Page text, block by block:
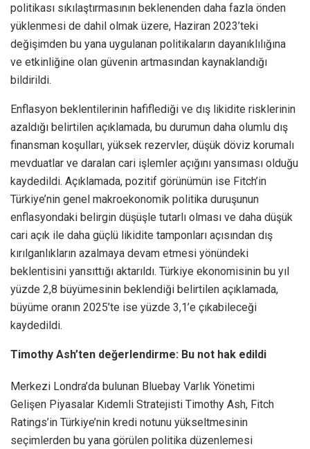
politikası sıkılaştırmasının beklenenden daha fazla önden
yüklenmesi de dahil olmak üzere, Haziran 2023’teki
değişimden bu yana uygulanan politikaların dayanıklılığına
ve etkinliğine olan güvenin artmasından kaynaklandığı
bildirildi.
Enflasyon beklentilerinin hafiflediği ve dış likidite risklerinin
azaldığı belirtilen açıklamada, bu durumun daha olumlu dış
finansman koşulları, yüksek rezervler, düşük döviz korumalı
mevduatlar ve daralan cari işlemler açığını yansıması olduğu
kaydedildi. Açıklamada, pozitif görünümün ise Fitch’in
Türkiye’nin genel makroekonomik politika duruşunun
enflasyondaki belirgin düşüşle tutarlı olması ve daha düşük
cari açık ile daha güçlü likidite tamponları açısından dış
kırılganlıkların azalmaya devam etmesi yönündeki
beklentisini yansıttığı aktarıldı. Türkiye ekonomisinin bu yıl
yüzde 2,8 büyümesinin beklendiği belirtilen açıklamada,
büyüme oranın 2025’te ise yüzde 3,1’e çıkabileceği
kaydedildi.
Timothy Ash’ten değerlendirme: Bu not hak edildi
Merkezi Londra’da bulunan Bluebay Varlık Yönetimi
Gelişen Piyasalar Kıdemli Stratejisti Timothy Ash, Fitch
Ratings’in Türkiye’nin kredi notunu yükseltmesinin
seçimlerden bu yana görülen politika düzenlemesi